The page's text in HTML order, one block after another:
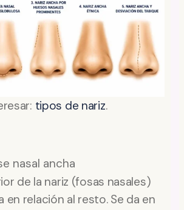
tipos de nariz.
nasal ancha
de la nariz (fosas nasales)
en relación al resto. Se da en